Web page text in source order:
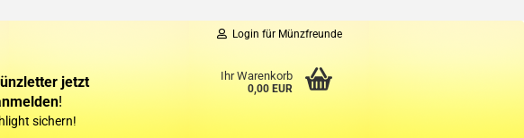
Login für Münzfreunde
jetzt
!
sichern!
Ihr Warenkorb
0,00 EUR